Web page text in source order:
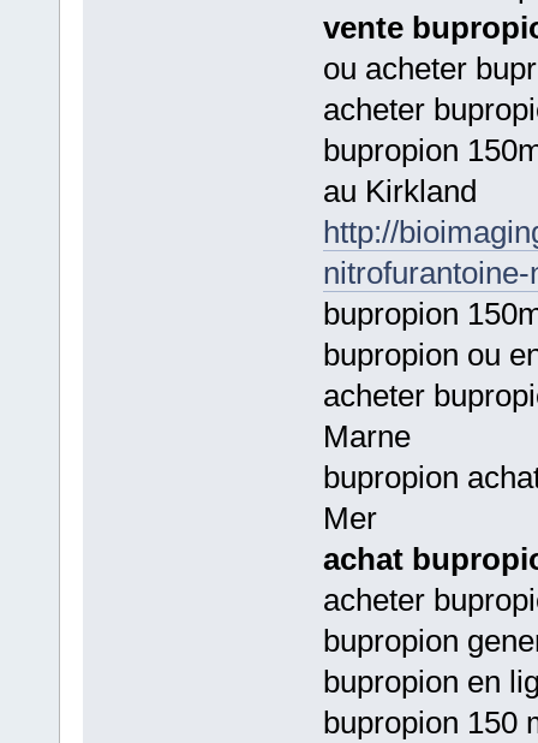
vente
ou acheter
acheter
bupropion
au Kirkland
http://
bupropion
bupropion ou
acheter
Marne
bupropion
Mer
achat
acheter
bupropion
bupropion en
bupropion 150